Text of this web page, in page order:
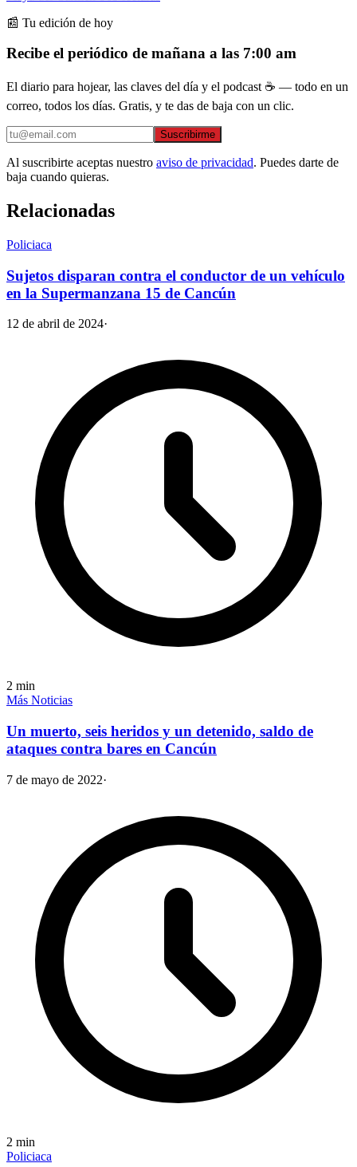
📰 Tu edición de hoy
Recibe el periódico de mañana a las 7:00 am
El diario para hojear, las claves del día y el podcast ☕ — todo en un
correo, todos los días. Gratis, y te das de baja con un clic.
Suscribirme
Al suscribirte aceptas nuestro aviso de privacidad. Puedes darte de
baja cuando quieras.
Relacionadas
Policiaca
Sujetos disparan contra el conductor de un vehículo
en la Supermanzana 15 de Cancún
12 de abril de 2024·
2 min
Más Noticias
Un muerto, seis heridos y un detenido, saldo de
ataques contra bares en Cancún
7 de mayo de 2022·
2 min
Policiaca